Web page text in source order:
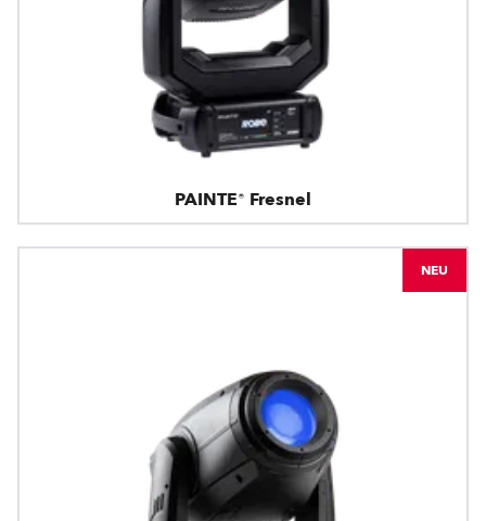
PAINTE® Fresnel
NEU